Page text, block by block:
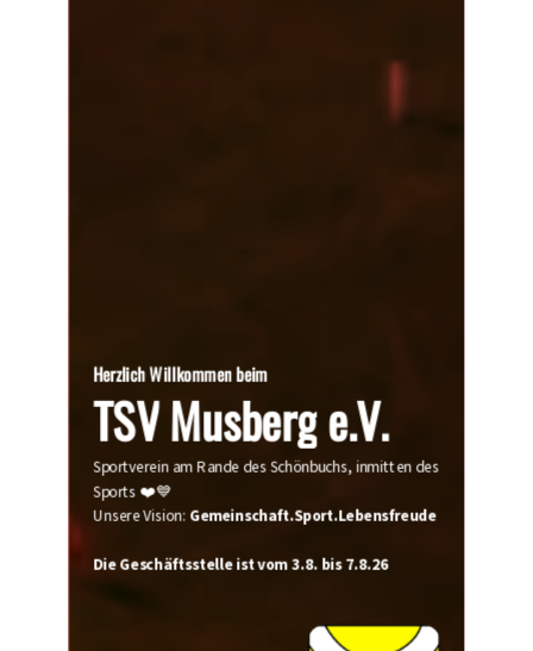
HerzlichWillkommenbeim
TSVMusberge.V.
Sportverein am Rande des Schönbuchs, inmitten des
Sports ❤️💙
Unsere Vision: Gemeinschaft.Sport.Lebensfreude
Die Geschäftsstelle ist vom 3.8. bis 7.8.26